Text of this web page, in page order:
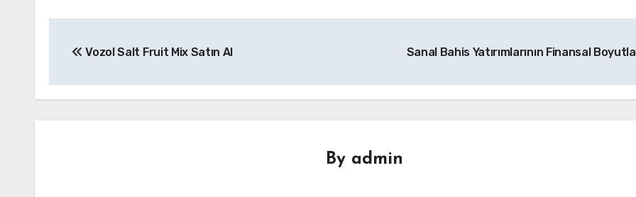
gezinmesi
Vozol Salt Fruit Mix Satın Al Sanal Bahis Yatırımlarının Finansal
By admin